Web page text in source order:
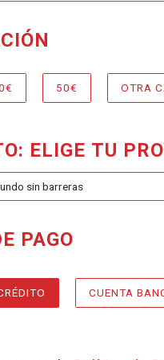
REQUERIDO
, 50€ OTRA
ELIGE TU
PAGO
DE PAGO,
CUENTA